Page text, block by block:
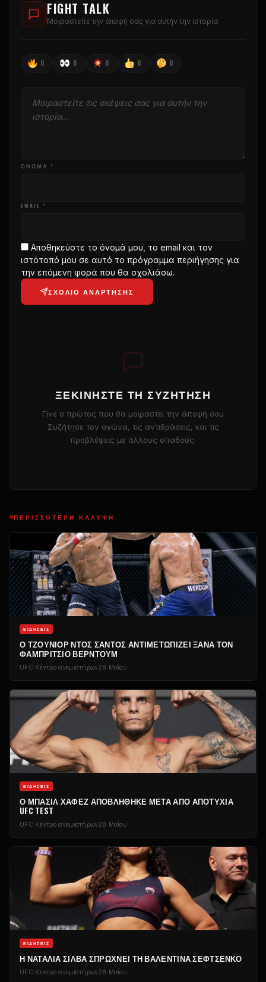
FIGHT TALK
Μοιραστείτε την άποψή σας για αυτήν την ιστορία
0 0 0 0 0
ΌΝΟΜΑ *
EMAIL *
Αποθηκεύστε το όνομά μου, το email και τον
ιστότοπό μου σε αυτό το πρόγραμμα περιήγησης για
την επόμενη φορά που θα σχολιάσω.
ΣΧΌΛΙΟ ΑΝΆΡΤΗΣΗΣ
ΞΕΚΙΝΉΣΤΕ ΤΗ ΣΥΖΉΤΗΣΗ
Γίνε ο πρώτος που θα μοιραστεί την άποψή σου
Συζήτησε τον αγώνα, τις αντιδράσεις, και τις
προβλέψεις με άλλους οπαδούς.
ΠΕΡΙΣΣΌΤΕΡΗ ΚΆΛΥΨΗ
ΕΙΔΉΣΕΙΣ
Ο ΤΖΟΎΝΙΟΡ ΝΤΟΣ ΣΆΝΤΟΣ ΑΝΤΙΜΕΤΩΠΊΖΕΙ ΞΑΝΆ ΤΟΝ
ΦΑΜΠΡΊΤΣΙΟ ΒΈΡΝΤΟΥΜ
UFC Κέντρο ανεμιστήρων28 Μαΐου
ΕΙΔΉΣΕΙΣ
Ο ΜΠΑΣΊΛ ΧΑΦΈΖ ΑΠΟΒΛΉΘΗΚΕ ΜΕΤΆ ΑΠΌ ΑΠΟΤΥΧΊΑ
UFC TEST
UFC Κέντρο ανεμιστήρων28 Μαΐου
ΕΙΔΉΣΕΙΣ
Η ΝΑΤΑΛΊΑ ΣΊΛΒΑ ΣΠΡΏΧΝΕΙ ΤΗ ΒΑΛΕΝΤΊΝΑ ΣΕΦΤΣΈΝΚΟ
UFC Κέντρο ανεμιστήρων28 Μαΐου